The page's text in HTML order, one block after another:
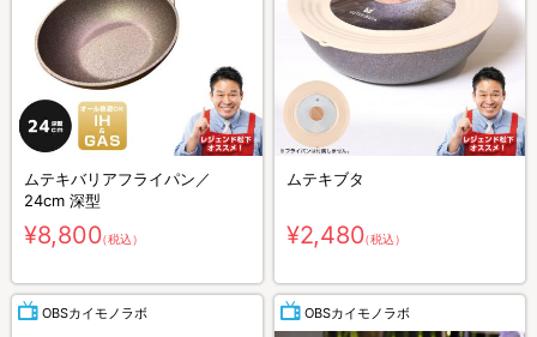
ムテキバリアフライパン／
24cm 深型
¥8,800（税込）
ムテキブタ
¥2,480（税込）
OBSカイモノラボ OBSカイモノラボ